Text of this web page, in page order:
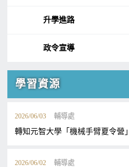
升學進路
政令宣導
學習資源
2026/06/03 輔導處
轉知元智大學「機械手臂夏令營」
2026/06/02 輔導處